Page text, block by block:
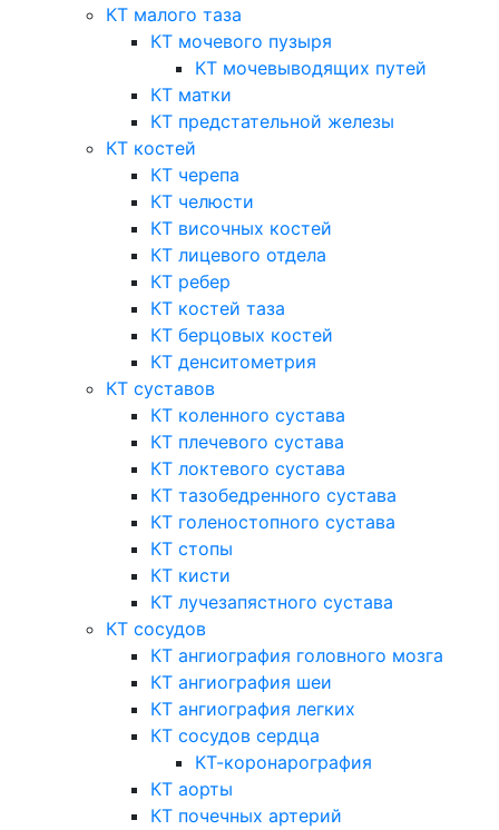
КТ малого таза
КТ мочевого пузыря
КТ мочевыводящих путей
КТ матки
КТ предстательной железы
КТ костей
КТ черепа
КТ челюсти
КТ височных костей
КТ лицевого отдела
КТ ребер
КТ костей таза
КТ берцовых костей
КТ денситометрия
КТ суставов
КТ коленного сустава
КТ плечевого сустава
КТ локтевого сустава
КТ тазобедренного сустава
КТ голеностопного сустава
КТ стопы
КТ кисти
КТ лучезапястного сустава
КТ сосудов
КТ ангиография головного мозга
КТ ангиография шеи
КТ ангиография легких
КТ сосудов сердца
КТ-коронарография
КТ аорты
КТ почечных артерий